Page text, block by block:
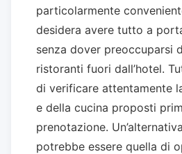
particolarmente
desidera avere tutto a
senza dover preoccuparsi
ristoranti fuori dall’hotel.
di verificare attentamente
e della cucina proposti
prenotazione.
potrebbe essere quella di